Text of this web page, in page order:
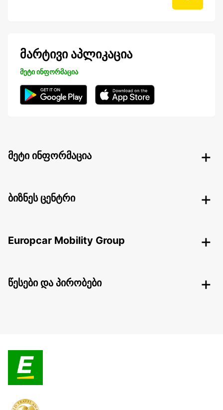
მარტივი აპლიკაცია
მეტი ინფორმაცია
მეტი ინფორმაცია
ბიზნეს ცენტრი
Europcar Mobility Group
წესები და პირობები